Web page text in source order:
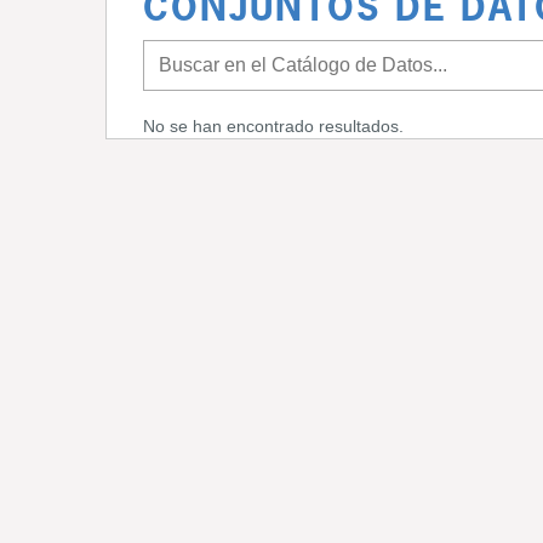
CONJUNTOS DE
No se han encontrado resultados.